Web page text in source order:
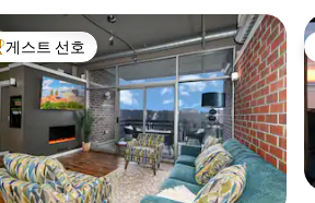
위 게스트 선호
게스트 선호